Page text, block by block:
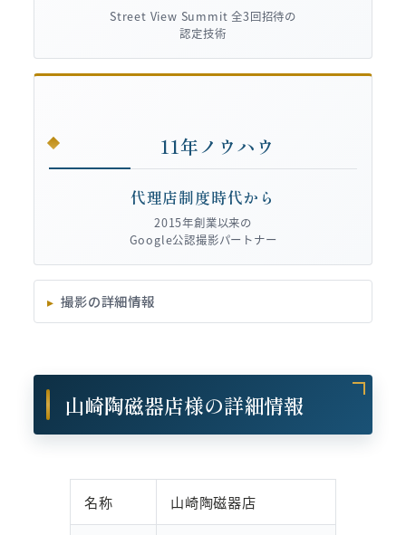
Street View Summit 全3回招待の
認定技術
11年ノウハウ
代理店制度時代から
2015年創業以来の
Google公認撮影パートナー
撮影の詳細情報
山崎陶磁器店様の詳細情報
名称 山崎陶磁器店